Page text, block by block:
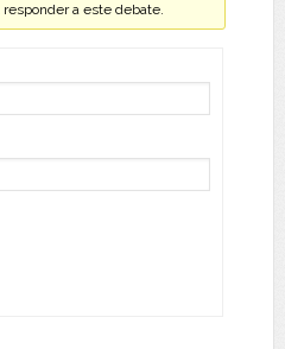
a este debate.